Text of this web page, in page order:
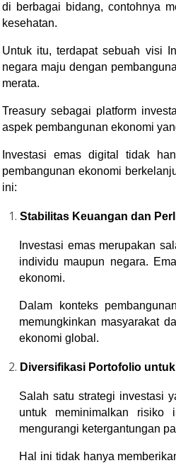
di berbagai bidang, contohnya
kesehatan.
Untuk itu, terdapat sebuah visi
negara maju dengan
merata.
Treasury sebagai platform
aspek pembangunan ekonomi
Investasi emas digital tidak
pembangunan ekonomi
ini:
Stabilitas Keuangan dan
Investasi emas merupakan
individu maupun negara.
ekonomi.
Dalam konteks
memungkinkan masyarakat
ekonomi global.
Diversifikasi Portofolio
Salah satu strategi investasi
untuk meminimalkan risiko
mengurangi ketergantungan
Hal ini tidak hanya